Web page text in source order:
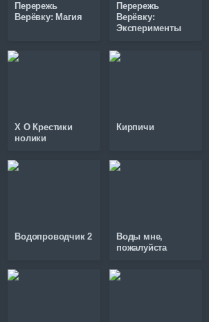
Перережь
Верёвку: Магия
Перережь
Верёвку:
Эксперименты
X O Крестики
нолики
Кирпичи
Водопроводчик 2
Воды мне,
пожалуйста